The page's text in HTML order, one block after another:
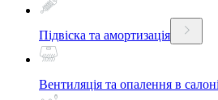
Підвіска та амортизація
Вентиляція та опалення в салоні